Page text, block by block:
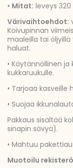
• Mitat: leveys 320
Värivaihtoehdot:
Koivupinnan
maaleilla tai
haluat.
• Käytännöllinen
kukkaruukulle.
• Tarjoaa kasveille
• Suojaa
Pakkaus sisältää
sinapin sävyä).
• Mahtuu
Muotoilu